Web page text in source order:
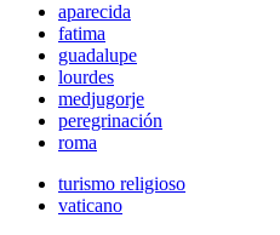
aparecida
fatima
guadalupe
lourdes
medjugorje
peregrinación
roma
turismo religioso
vaticano